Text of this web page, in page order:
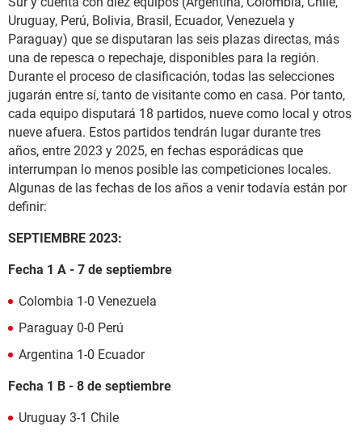
Uruguay, Perú, Bolivia, Brasil, Ecuador, Venezuela y
Paraguay) que se disputaran las seis plazas directas, más
una de repesca o repechaje, disponibles para la región.
Durante el proceso de clasificación, todas las selecciones
jugarán entre sí, tanto de visitante como en casa. Por tanto,
cada equipo disputará 18 partidos, nueve como local y otros
nueve afuera. Estos partidos tendrán lugar durante tres
años, entre 2023 y 2025, en fechas esporádicas que
interrumpan lo menos posible las competiciones locales.
Algunas de las fechas de los años a venir todavía están por
definir:
SEPTIEMBRE 2023:
Fecha 1 A - 7 de septiembre
Colombia 1-0 Venezuela
Paraguay 0-0 Perú
Argentina 1-0 Ecuador
Fecha 1 B - 8 de septiembre
Uruguay 3-1 Chile